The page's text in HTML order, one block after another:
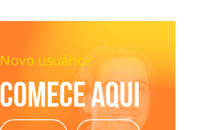
Novo usuário?
Comece aqui